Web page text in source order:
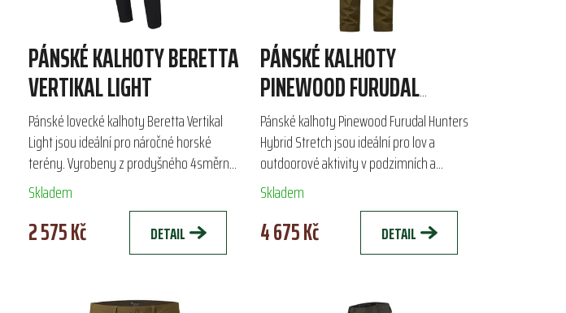
PÁNSKÉ KALHOTY BERETTA
VERTIKAL LIGHT
Pánské lovecké kalhoty Beretta Vertikal
Light jsou ideální pro náročné horské
terény. Vyrobeny z prodyšného 4směrně
strečového nylonu, nabízejí volnost
pohybu a komfort při...
Skladem
2 575 Kč DETAIL
PÁNSKÉ KALHOTY
PINEWOOD FURUDAL
HUNTERS HYBRID STRETCH
Pánské kalhoty Pinewood Furudal Hunters
Hybrid Stretch jsou ideální pro lov a
outdoorové aktivity v podzimních a
zimních měsících. Vyrobeny z plně
strečového materiálu s...
Skladem
4 675 Kč DETAIL